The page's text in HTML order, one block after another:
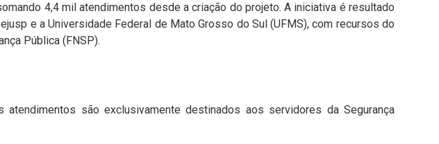
4,4 mil atendimentos desde a criação do projeto. A iniciativa é resultado
e a Universidade Federal de Mato Grosso do Sul (UFMS), com recursos do
Pública (FNSP).
atendimentos são exclusivamente destinados aos servidores da Segurança